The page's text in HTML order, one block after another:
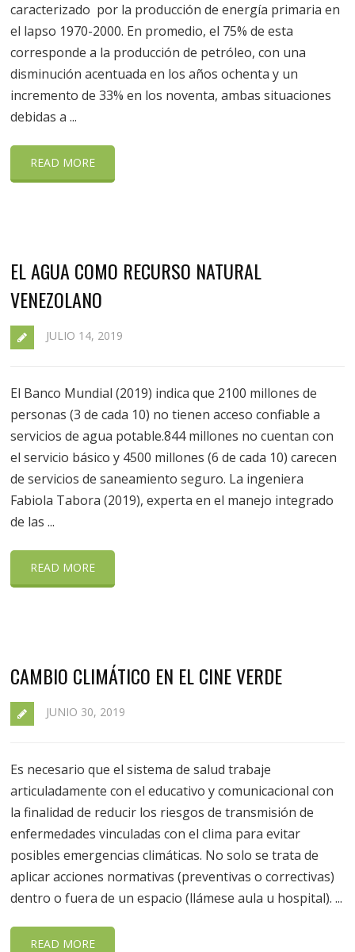
caracterizado por la producción de energía primaria en
el lapso 1970-2000. En promedio, el 75% de esta
corresponde a la producción de petróleo, con una
disminución acentuada en los años ochenta y un
incremento de 33% en los noventa, ambas situaciones
debidas a ...
READ MORE
EL AGUA COMO RECURSO NATURAL
VENEZOLANO
JULIO 14, 2019
El Banco Mundial (2019) indica que 2100 millones de
personas (3 de cada 10) no tienen acceso confiable a
servicios de agua potable.844 millones no cuentan con
el servicio básico y 4500 millones (6 de cada 10) carecen
de servicios de saneamiento seguro. La ingeniera
Fabiola Tabora (2019), experta en el manejo integrado
de las ...
READ MORE
CAMBIO CLIMÁTICO EN EL CINE VERDE
JUNIO 30, 2019
Es necesario que el sistema de salud trabaje
articuladamente con el educativo y comunicacional con
la finalidad de reducir los riesgos de transmisión de
enfermedades vinculadas con el clima para evitar
posibles emergencias climáticas. No solo se trata de
aplicar acciones normativas (preventivas o correctivas)
dentro o fuera de un espacio (llámese aula u hospital). ...
READ MORE